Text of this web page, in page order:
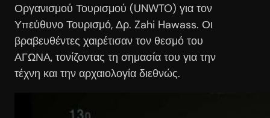
Οργανισμού Τουρισμού (UNWTO) για τον
Υπεύθυνο Τουρισμό, Δρ. Zahi Hawass. Οι
βραβευθέντες χαιρέτισαν τον θεσμό του
ΑΓΩΝΑ, τονίζοντας τη σημασία του για την
τέχνη και την αρχαιολογία διεθνώς.